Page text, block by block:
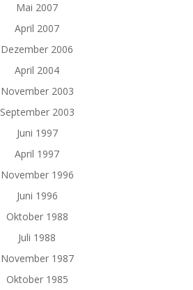
Mai 2007
April 2007
Dezember 2006
April 2004
November 2003
September 2003
Juni 1997
April 1997
November 1996
Juni 1996
Oktober 1988
Juli 1988
November 1987
Oktober 1985